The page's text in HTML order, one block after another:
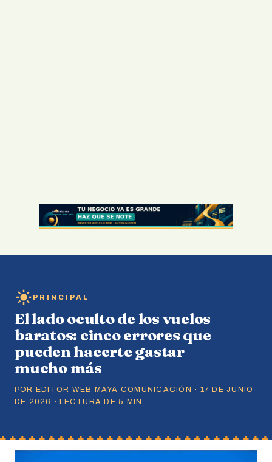
PRINCIPAL
El lado oculto de los vuelos
baratos: cinco errores que
pueden hacerte gastar
mucho más
POR EDITOR WEB MAYA COMUNICACIÓN · 17 DE JUNIO
DE 2026 · LECTURA DE 5 MIN